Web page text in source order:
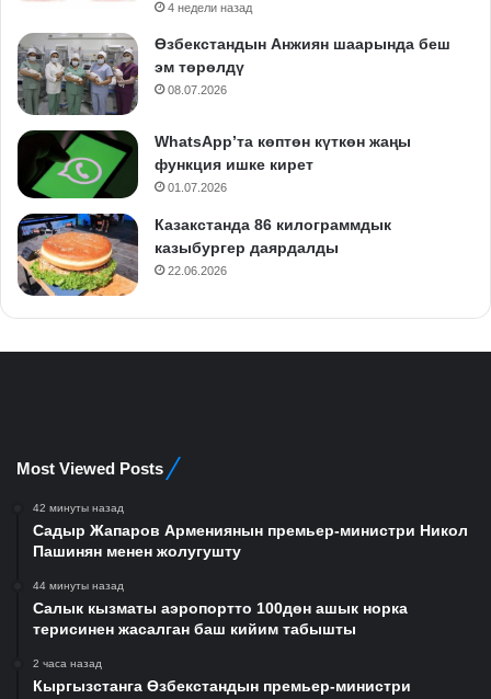
4 недели назад
Өзбекстандын Анжиян шаарында беш
эм төрөлдү
08.07.2026
WhatsApp’та көптөн күткөн жаңы
функция ишке кирет
01.07.2026
Казакстанда 86 килограммдык
казыбургер даярдалды
22.06.2026
Most Viewed Posts
42 минуты назад
Садыр Жапаров Армениянын премьер-министри Никол
Пашинян менен жолугушту
44 минуты назад
Салык кызматы аэропортто 100дөн ашык норка
терисинен жасалган баш кийим табышты
2 часа назад
Кыргызстанга Өзбекстандын премьер-министри